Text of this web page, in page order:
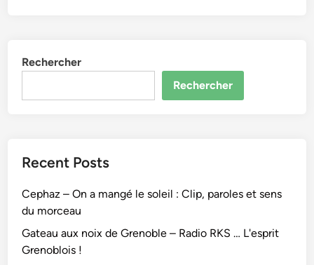
Rechercher
Rechercher
Recent Posts
Cephaz – On a mangé le soleil : Clip, paroles et sens
du morceau
Gateau aux noix de Grenoble – Radio RKS … L'esprit
Grenoblois !